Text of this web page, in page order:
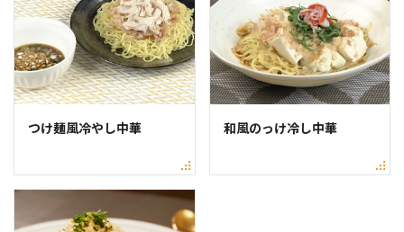
つけ麺風冷やし中華 和風のっけ冷し中華